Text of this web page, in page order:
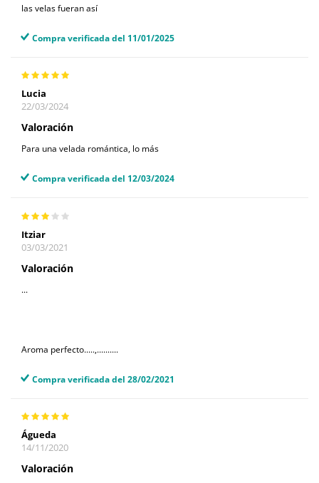
las velas fueran así
Compra verificada del 11/01/2025
Lucia
22/03/2024
Valoración
Para una velada romántica, lo más
Compra verificada del 12/03/2024
Itziar
03/03/2021
Valoración
...
Aroma perfecto.....,..........
Compra verificada del 28/02/2021
Águeda
14/11/2020
Valoración